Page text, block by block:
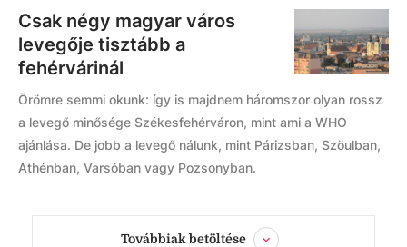
Csak négy magyar város
levegője tisztább a
fehérvárinál
Örömre semmi okunk: így is majdnem háromszor olyan rossz
a levegő minősége Székesfehérváron, mint ami a WHO
ajánlása. De jobb a levegő nálunk, mint Párizsban, Szöulban,
Athénban, Varsóban vagy Pozsonyban.
Továbbiak betöltése